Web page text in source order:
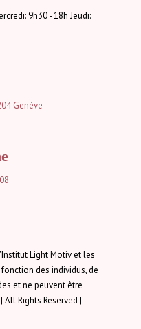
9h30 - 18h Jeudi:
Genève
Light Motiv et les
des individus, de
et ne peuvent être
Rights Reserved |